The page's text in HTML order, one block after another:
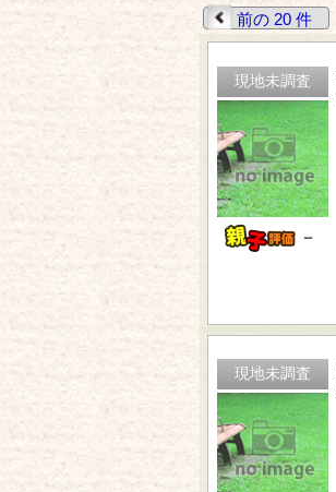
前の 20 件
現地未調査
－
現地未調査